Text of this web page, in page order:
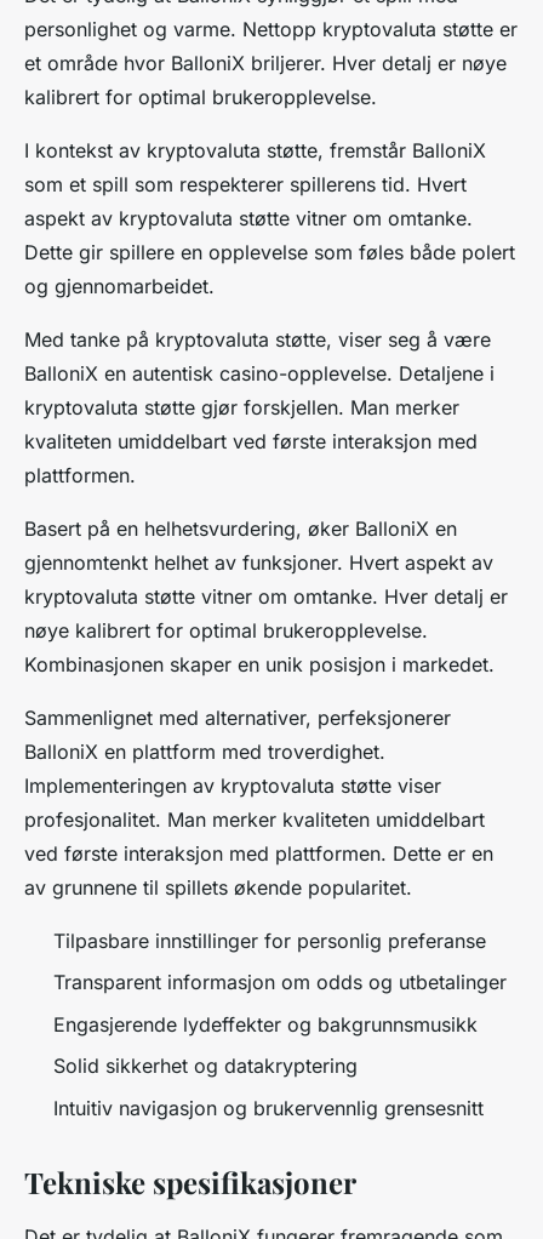
personlighet og varme. Nettopp kryptovaluta støtte er
et område hvor BalloniX briljerer. Hver detalj er nøye
kalibrert for optimal brukeropplevelse.
I kontekst av kryptovaluta støtte, fremstår BalloniX
som et spill som respekterer spillerens tid. Hvert
aspekt av kryptovaluta støtte vitner om omtanke.
Dette gir spillere en opplevelse som føles både polert
og gjennomarbeidet.
Med tanke på kryptovaluta støtte, viser seg å være
BalloniX en autentisk casino-opplevelse. Detaljene i
kryptovaluta støtte gjør forskjellen. Man merker
kvaliteten umiddelbart ved første interaksjon med
plattformen.
Basert på en helhetsvurdering, øker BalloniX en
gjennomtenkt helhet av funksjoner. Hvert aspekt av
kryptovaluta støtte vitner om omtanke. Hver detalj er
nøye kalibrert for optimal brukeropplevelse.
Kombinasjonen skaper en unik posisjon i markedet.
Sammenlignet med alternativer, perfeksjonerer
BalloniX en plattform med troverdighet.
Implementeringen av kryptovaluta støtte viser
profesjonalitet. Man merker kvaliteten umiddelbart
ved første interaksjon med plattformen. Dette er en
av grunnene til spillets økende popularitet.
Tilpasbare innstillinger for personlig preferanse
Transparent informasjon om odds og utbetalinger
Engasjerende lydeffekter og bakgrunnsmusikk
Solid sikkerhet og datakryptering
Intuitiv navigasjon og brukervennlig grensesnitt
Tekniske spesifikasjoner